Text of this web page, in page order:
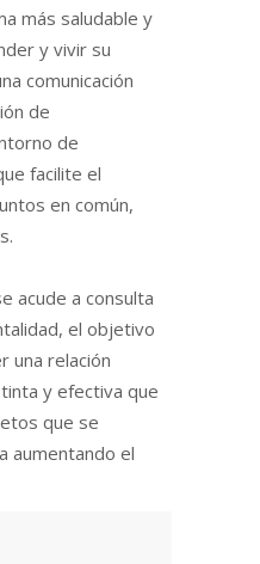
más saludable y
y vivir su
comunicación
de
de
facilite el
en común,
acude a consulta
el objetivo
una relación
y efectiva que
que se
aumentando el